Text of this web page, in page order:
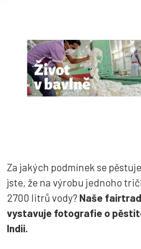
Za jakých podmínek se
jste, že na výrobu jednoho
2700 litrů vody? Naše
vystavuje fotografie o
Indii.